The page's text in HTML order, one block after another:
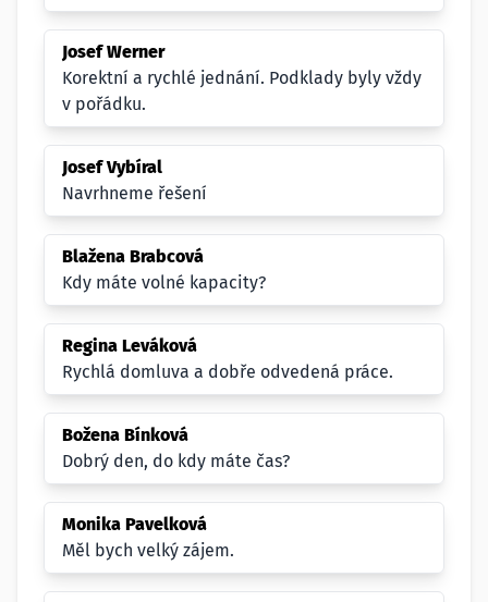
Josef Werner
Korektní a rychlé jednání. Podklady byly vždy
v pořádku.
Josef Vybíral
Navrhneme řešení
Blažena Brabcová
Kdy máte volné kapacity?
Regina Leváková
Rychlá domluva a dobře odvedená práce.
Božena Bínková
Dobrý den, do kdy máte čas?
Monika Pavelková
Měl bych velký zájem.